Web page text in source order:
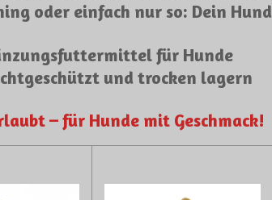
oder einfach nur so: Dein
für Hunde
und trocken lagern
– für Hunde mit Geschmack!